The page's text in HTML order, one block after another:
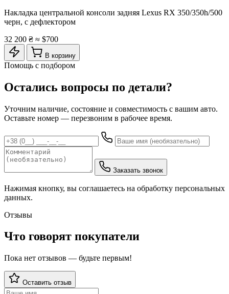
Накладка центральной консоли задняя Lexus RX 350/350h/500
черн, с дефлектором
32 200 ₴ ≈ $700
В корзину
Помощь с подбором
Остались вопросы по детали?
Уточним наличие, состояние и совместимость с вашим авто.
Оставьте номер — перезвоним в рабочее время.
Заказать звонок
Нажимая кнопку, вы соглашаетесь на обработку персональных
данных.
Отзывы
Что говорят покупатели
Пока нет отзывов — будьте первым!
Оставить отзыв